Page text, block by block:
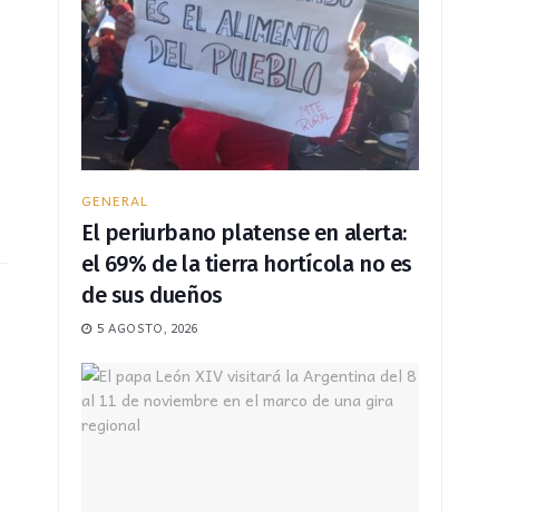
GENERAL
El periurbano platense en alerta:
el 69% de la tierra hortícola no es
de sus dueños
5 AGOSTO, 2026